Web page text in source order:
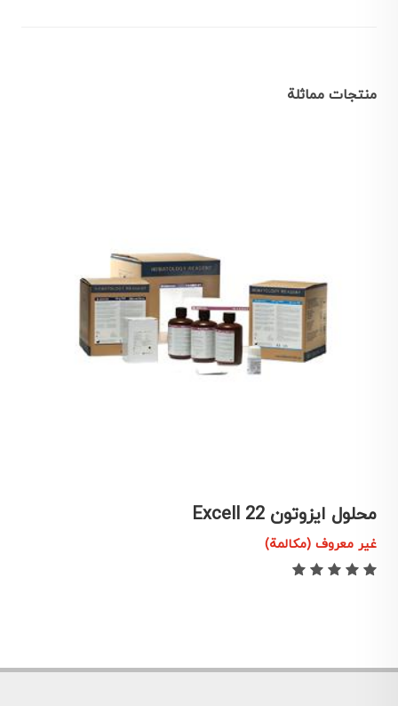
منتجات مماثلة
محلول ایزوتون 22 Excell
غير معروف (مكالمة)